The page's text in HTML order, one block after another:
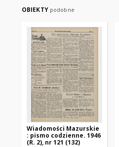
OBIEKTY podobne
Wiadomości Mazurskie
: pismo codzienne. 1946
(R. 2), nr 121 (132)